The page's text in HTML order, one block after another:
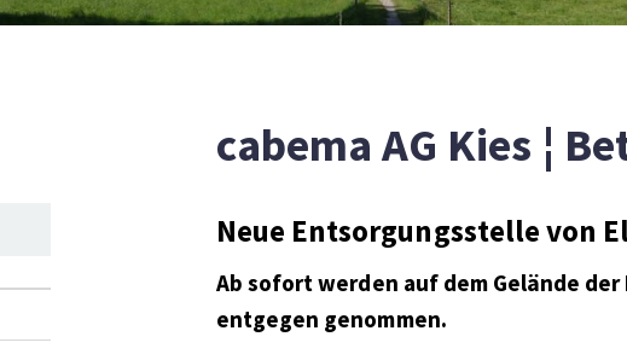
cabema AG Kies ¦
Neue Entsorgungsstelle von
Ab sofort werden auf dem Gelände
entgegen genommen.